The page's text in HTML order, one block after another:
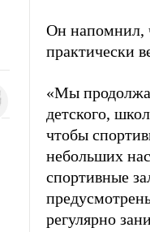
Он напомнил,
практически
«Мы
детского,
чтобы
небольших
спортивные
регулярно